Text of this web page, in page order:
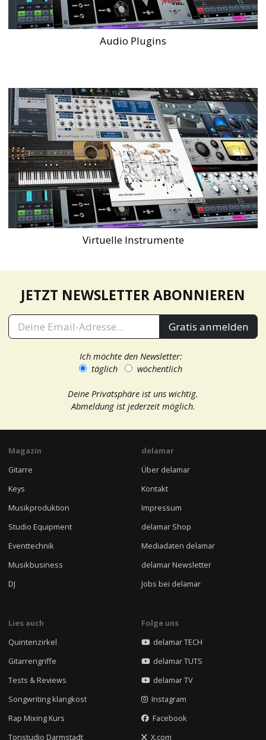
Audio Plugins
Virtuelle Instrumente
JETZT NEWSLETTER ABONNIEREN
Gratis anmelden
Ich möchte den Newsletter:
täglich
wöchentlich
Deine Privatsphäre ist uns wichtig.
Abmeldung ist jederzeit möglich.
Magazin
Gitarre
Keys
Musikproduktion
Studio Equipment
Eventtechnik
Musikbusiness
DJ
delamar
Über delamar
Kontakt
Impressum
delamar Shop
Mediadaten delamar
delamar Newsletter
Jobs bei delamar
Lies auch
Quintenzirkel
Gitarrengriffe
Tests & Reviews
Songwriting klangkost
Rap Mixing Kurs
Tonstudio Darmstadt
Folge uns
delamar TECH
delamar TUTS
delamar TV
Instagram
Facebook
X.com